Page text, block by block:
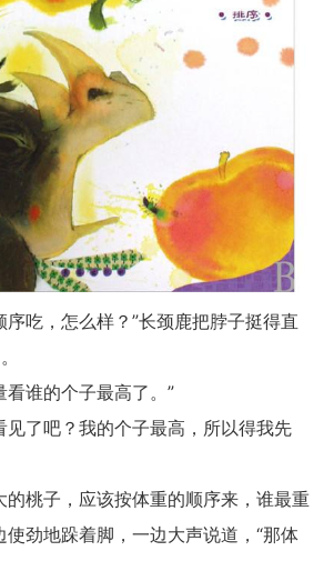
吃，怎么样？”长颈鹿把脖子挺得直
谁的个子最高了。”
了吧？我的个子最高，所以得我先
桃子，应该按体重的顺序来，谁最重
使劲地跺着脚，一边大声说道，“那体